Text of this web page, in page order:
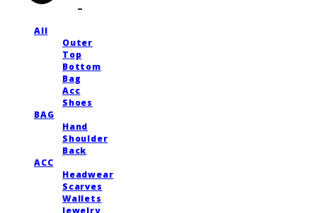
All
Outer
Top
Bottom
Bag
Acc
Shoes
BAG
Hand
Shoulder
Back
ACC
Headwear
Scarves
Wallets
Jewelry